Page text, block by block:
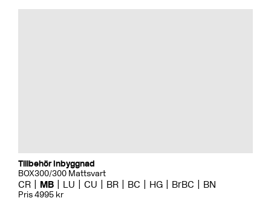
Tillbehör Inbyggnad
BOX300/300 Mattsvart
CR MB LU CU BR BC HG BrBC BN
Pris 4995 kr